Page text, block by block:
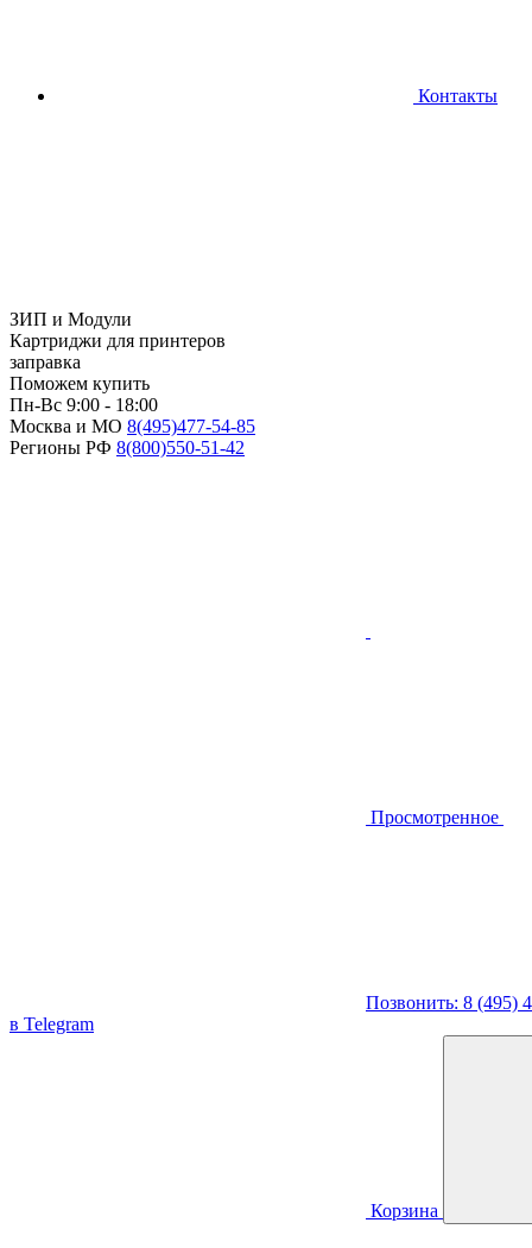
Контакты
ЗИП и Модули
Картриджи для принтеров
заправка
Поможем купить
Пн-Вс 9:00 - 18:00
Москва и МО 8(495)477-54-85
Регионы РФ 8(800)550-51-42
Просмотренное
Позвонить: 8 (495)
в Telegram
Корзина